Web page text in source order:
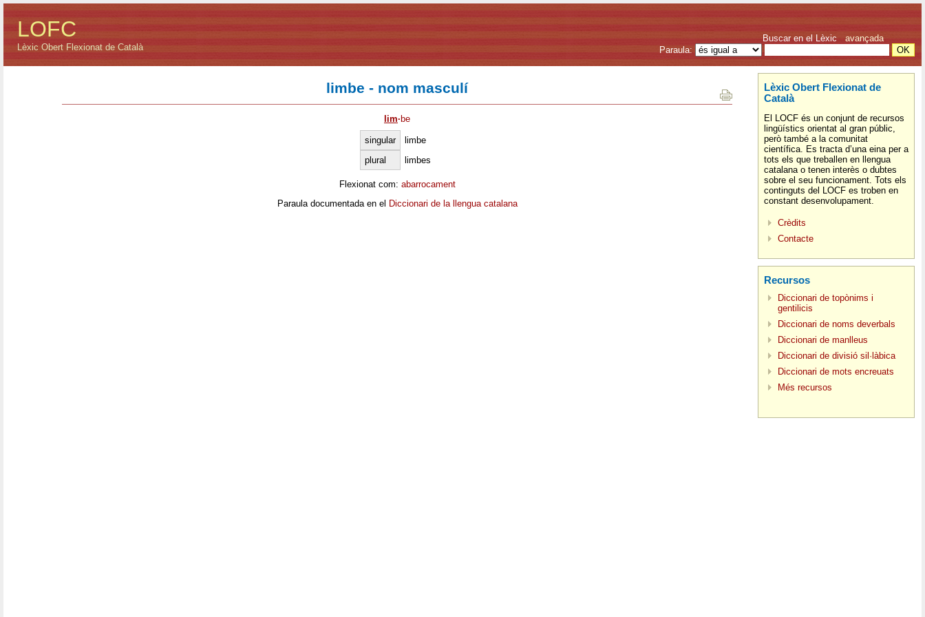
LOFC
Lèxic Obert Flexionat de Català
Buscar en el Lèxic avançada
Paraula:
limbe - nom masculí
lim· be
singular
limbe
plural
limbes
Flexionat com: abarrocament
Paraula documentada en el Diccionari de la llengua catalana
Lèxic Obert Flexionat de
Català
El LOCF és un conjunt de recursos
lingüístics orientat al gran públic,
però també a la comunitat
científica. Es tracta d’una eina per a
tots els que treballen en llengua
catalana o tenen interès o dubtes
sobre el seu funcionament. Tots els
continguts del LOCF es troben en
constant desenvolupament.
Crèdits
Contacte
Recursos
Diccionari de topònims i
gentilicis
Diccionari de noms deverbals
Diccionari de manlleus
Diccionari de divisió sil·làbica
Diccionari de mots encreuats
Més recursos